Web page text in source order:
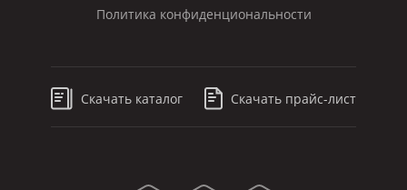
Политика конфиденциональности
Скачать каталог Скачать прайс-лист